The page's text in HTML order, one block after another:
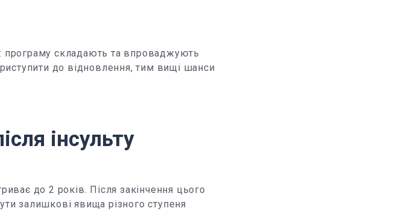
програму складають та впроваджують
до відновлення, тим вищі шанси
інсульту
до 2 років. Після закінчення цього
залишкові явища різного ступеня